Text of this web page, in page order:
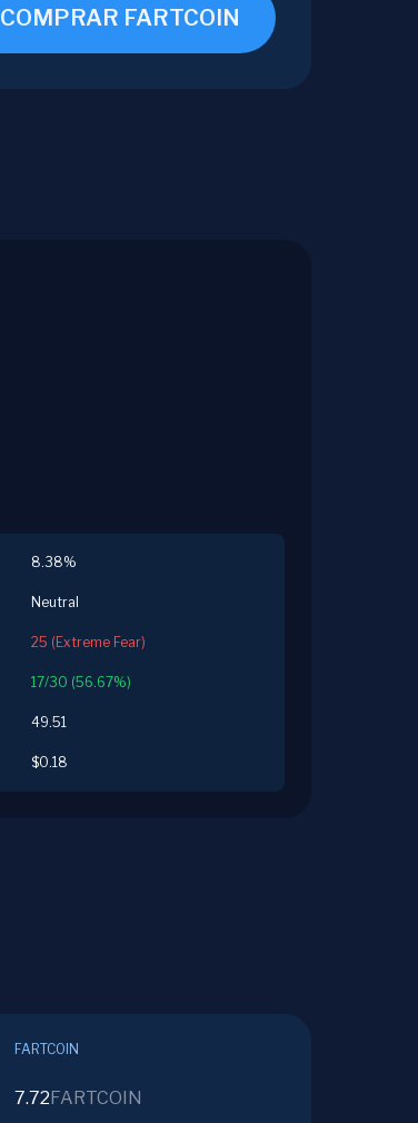
COMPRAR FARTCOIN
8.38%
Neutral
25 (Extreme Fear)
17/30 (56.67%)
49.51
$0.18
FARTCOIN
7.72FARTCOIN